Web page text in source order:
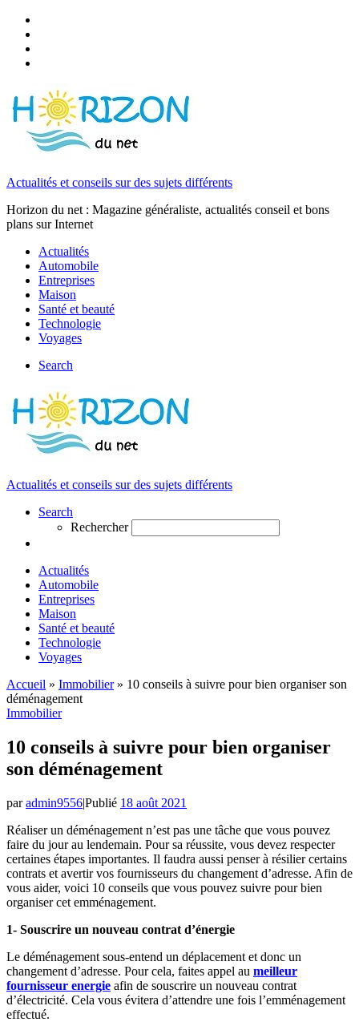
Actualités et conseils sur des sujets différents
Horizon du net : Magazine généraliste, actualités conseil et bons
plans sur Internet
Actualités
Automobile
Entreprises
Maison
Santé et beauté
Technologie
Voyages
Search
Actualités et conseils sur des sujets différents
Search
Rechercher
Actualités
Automobile
Entreprises
Maison
Santé et beauté
Technologie
Voyages
Accueil » Immobilier » 10 conseils à suivre pour bien organiser son
déménagement
Immobilier
10 conseils à suivre pour bien organiser
son déménagement
paradmin9556|Publié 18 août 2021
Réaliser un déménagement n’est pas une tâche que vous pouvez
faire du jour au lendemain. Pour sa réussite, vous devez respecter
certaines étapes importantes. Il faudra aussi penser à résilier certains
contrats et avertir vos fournisseurs du changement d’adresse. Afin de
vous aider, voici 10 conseils que vous pouvez suivre pour bien
organiser cet emménagement.
1- Souscrire un nouveau contrat d’énergie
Le déménagement sous-entend un déplacement et donc un
changement d’adresse. Pour cela, faites appel au meilleur
fournisseur energie afin de souscrire un nouveau contrat
d’électricité. Cela vous évitera d’attendre une fois l’emménagement
effectué.